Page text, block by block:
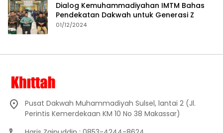
Dialog Kemuhammadiyahan IMTM Bahas
Pendekatan Dakwah untuk Generasi Z
01/12/2024
Pusat Dakwah Muhammadiyah Sulsel, lantai 2 (Jl.
Perintis Kemerdekaan KM 10 No 38 Makassar)